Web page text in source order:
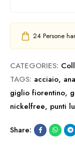
24 Persone
CATEGORIES:
TAGS: acciaio,
giglio fiorentino,
nickelfree, punti
Share: